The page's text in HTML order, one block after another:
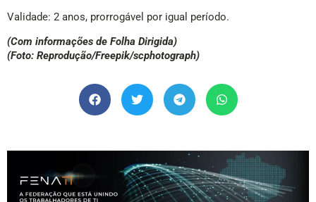
Validade: 2 anos, prorrogável por igual período.
(Com informações de Folha Dirigida)
(Foto: Reprodução/Freepik/scphotograph)